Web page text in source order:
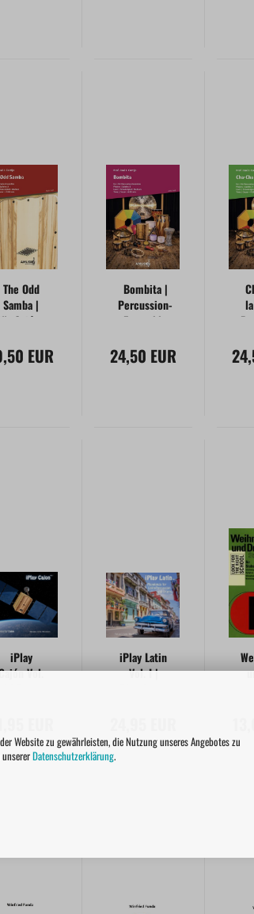
Website zu gewährleisten, die Nutzung unseres Angebotes zu
Datenschutzerklärung.
The Odd
Samba |
für Cajón-
EUR
Bombita |
Percussion-
Ensemble
24,50 EUR
iPlay
Vol.
Marc
Küsters
iPlay Latin
Vol. I |
and Drums